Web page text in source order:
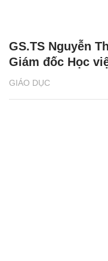
GIÁO DỤC
GS.TS Nguyễn
Giám đốc Học